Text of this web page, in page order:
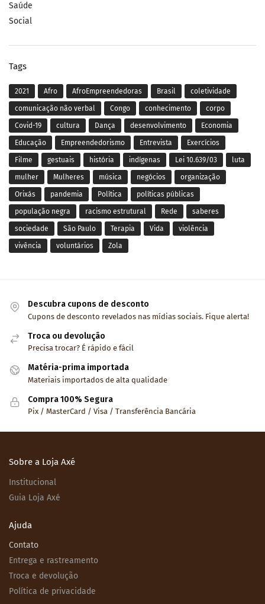
Saúde
Social
Tags
2021 Afro AfroEmpreendedoras Brasil coletividade
comunicação não verbal Congo conhecimento corpo
Covid-19 cultura Dança desenvolvimento Economia
Educação Empreendedorismo Entrevista Exercícios
Filme gestuais história indígenas Lei 10.639/03 luta
mulher Mulheres música negócios organização
Orixás pandemia Política políticas públicas
população negra racismo estrutural Rede saberes
sociedade São Paulo Terapia Vida violência
vivência voluntários Zola
Descubra cupons de desconto
Cupons de desconto revelados nas mídias sociais. Fique alerta!
Troca ou devolução
Precisa trocar? É rápido e fácil
Matéria-prima importada
Materiais importados de alta qualidade
Compra 100% Segura
Pix / MasterCard / Visa / Transferência Bancária
Sobre a Loja Axé
Institucional
Guia Loja Axé
Ajuda
Contato
Entrega e rastreamento
Troca e devolução
Política de privacidade